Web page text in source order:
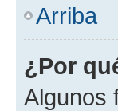
Arriba
¿Por
Algunos